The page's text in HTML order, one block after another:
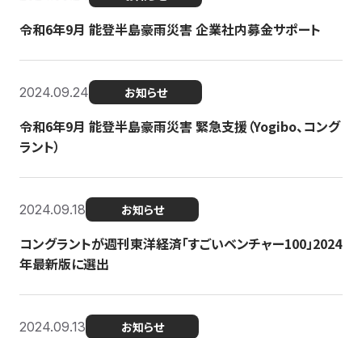
令和6年9月 能登半島豪雨災害 企業社内募金サポート
2024.09.24 お知らせ
令和6年9月 能登半島豪雨災害 緊急支援（Yogibo、コング
ラント）
2024.09.18 お知らせ
コングラントが週刊東洋経済「すごいベンチャー100」2024
年最新版に選出
2024.09.13 お知らせ